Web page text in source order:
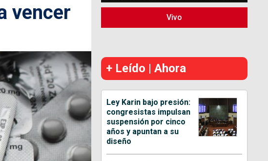
vencer
Vivo
+ Leído | Ahora
Ley Karin bajo presión:
congresistas impulsan
suspensión por cinco
años y apuntan a su
diseño